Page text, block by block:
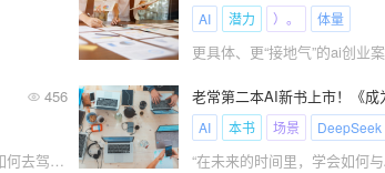
AI 潜力 ）。 体量
更具体、更“接地气”的ai创业案
456
我们不能阻止AI的浪潮，但我们可以选择如何去驾驭它。
AI 本书 场景 DeepSeek